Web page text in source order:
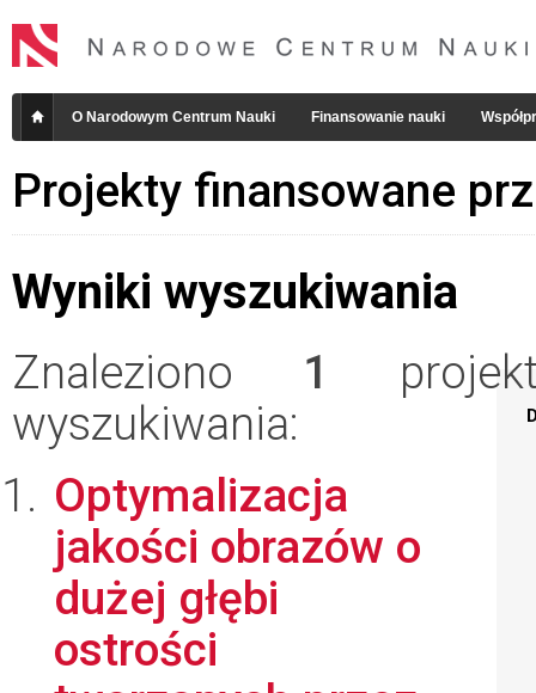
O Narodowym Centrum Nauki Finansowanie nauki
Projekty finansowane
Wyniki wyszukiwania
Znaleziono 1
wyszukiwania:
Optymalizacja
jakości obrazów o
dużej głębi
ostrości